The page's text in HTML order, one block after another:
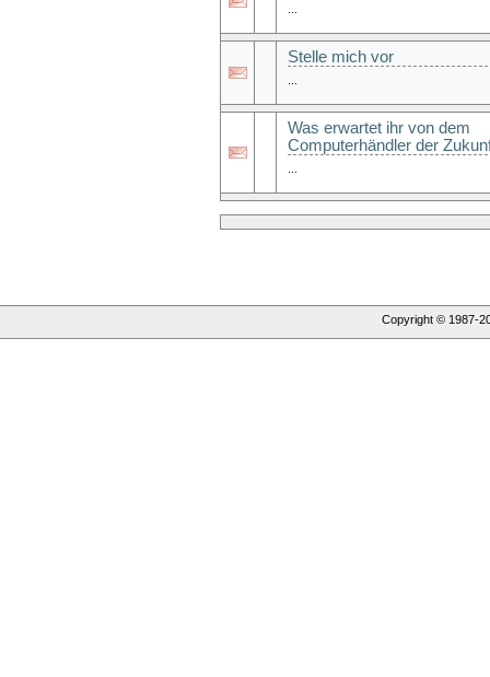
...
Stelle mich vor
...
Was erwartet ihr von dem
Computerhändler der
...
Copyright © 1987-